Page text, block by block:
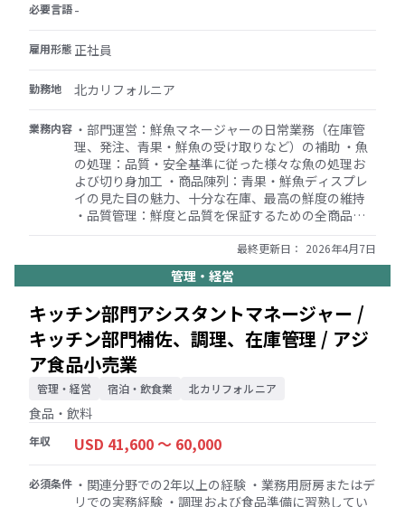
必要言語-
雇用形態 正社員
勤務地 北カリフォルニア
業務内容 ・部門運営：鮮魚マネージャーの日常業務（在庫管
理、発注、青果・鮮魚の受け取りなど）の補助 ・魚
の処理：品質・安全基準に従った様々な魚の処理お
よび切り身加工 ・商品陳列：青果・鮮魚ディスプレ
イの見た目の魅力、十分な在庫、最高の鮮度の維持
・品質管理：鮮度と品質を保証するための全商品の
化を担当 ・顧客サービス：買い物客の青果・鮮魚選
びの手伝いや質問への回答による優れた顧客サービ
スの提供 ・チームサポート：青果部門スタッフのト
レーニングと監督補助、ポジティブで生産的な職場
環境の醸成 ・清掃と安全：鮮魚の適切な取り扱いに
特に注意し、すべての健康・安全規制に従い、清潔
で安全な作業エリアを維持
最終更新日： 2026年4月7日
管理・経営
キッチン部門アシスタントマネージャー /
キッチン部門補佐、調理、在庫管理 / アジ
ア食品小売業
管理・経営 宿泊・飲食業 北カリフォルニア
食品・飲料
年収 USD 41,600 〜 60,000
必須条件 ・関連分野での2年以上の経験 ・業務用厨房またはデ
リでの実務経験 ・調理および食品準備に習熟してい